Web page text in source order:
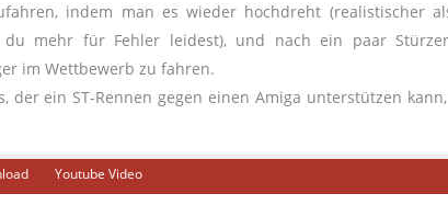
indem man es wieder hochdreht (realistischer
mehr für Fehler leidest), und nach ein paar
im Wettbewerb zu fahren.
ein ST-Rennen gegen einen Amiga unterstützen
Youtube Video